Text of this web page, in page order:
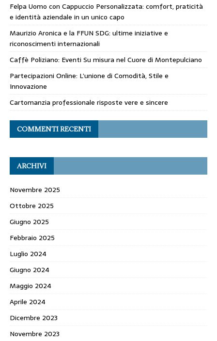
Felpa Uomo con Cappuccio Personalizzata: comfort, praticità
e identità aziendale in un unico capo
Maurizio Aronica e la FFUN SDG: ultime iniziative e
riconoscimenti internazionali
Caffè Poliziano: Eventi Su misura nel Cuore di Montepulciano
Partecipazioni Online: L’unione di Comodità, Stile e
Innovazione
Cartomanzia professionale risposte vere e sincere
COMMENTI RECENTI
ARCHIVI
Novembre 2025
Ottobre 2025
Giugno 2025
Febbraio 2025
Luglio 2024
Giugno 2024
Maggio 2024
Aprile 2024
Dicembre 2023
Novembre 2023